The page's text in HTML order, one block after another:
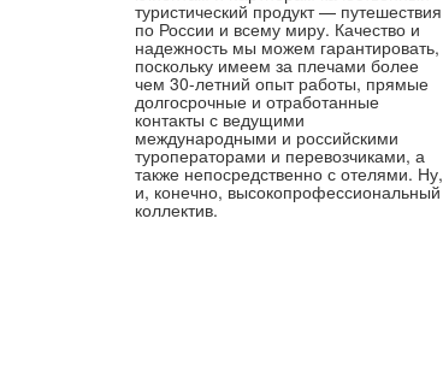
туристический продукт — путешествия
по России и всему миру. Качество и
надежность мы можем гарантировать,
поскольку имеем за плечами более
чем 30-летний опыт работы, прямые
долгосрочные и отработанные
контакты с ведущими
международными и российскими
туроператорами и перевозчиками, а
также непосредственно с отелями. Ну,
и, конечно, высокопрофессиональный
коллектив.